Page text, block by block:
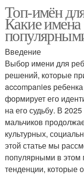
Топ-имён
Какие
Введение
Выбор имени для
решений, которые
accompanies
формирует его
на его судьбу. В
мальчиков
культурных,
этой статье мы
популярными в этом
тенденции, которые